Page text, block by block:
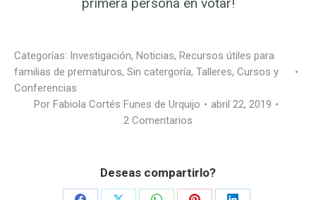
Categorías: Investigación, Noticias, Recursos útiles para
familias de prematuros, Sin catergoría, Talleres, Cursos y
Conferencias
Por Fabiola Cortés Funes de Urquijo
abril 22, 2019
2 Comentarios
Deseas compartirlo?